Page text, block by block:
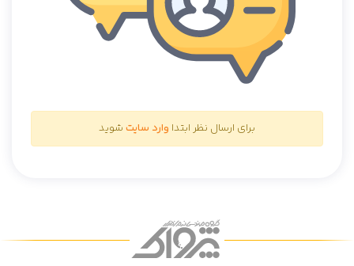
برای ارسال نظر ابتدا وارد سایت شوید